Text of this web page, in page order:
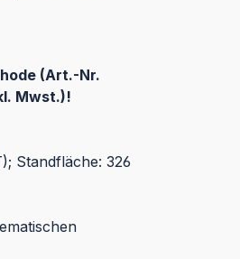
(Art.-Nr.
Mwst.)!
Standfläche: 326